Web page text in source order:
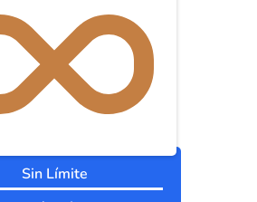
Sin Límite